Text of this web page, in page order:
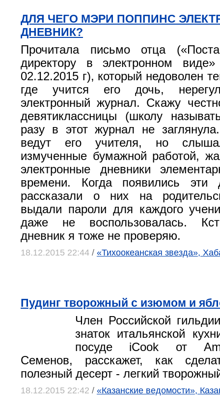
ДЛЯ ЧЕГО МЭРИ ПОППИНС
ДНЕВНИК?
Прочитала письмо отца
директору в электронном
02.12.2015 г), который недоволен
где учится его дочь,
электронный журнал. Скажу
девятиклассницы (школу
разу в этот журнал не
ведут его учителя, но
измученные бумажной работой,
электронные дневники
времени. Когда появились эти
рассказали о них на
выдали пароли для каждого
даже не воспользовалась.
дневник я тоже не проверяю.
18.12.2015 22:44 / «Тихоокеанская звезда»,
Пудинг творожный с изюмом и
Член Российской
знаток итальянской
посуде iCook от
Семенов, расскажет, как
полезный десерт - легкий
18.12.2015 22:42 / «Казанские ведомости»,